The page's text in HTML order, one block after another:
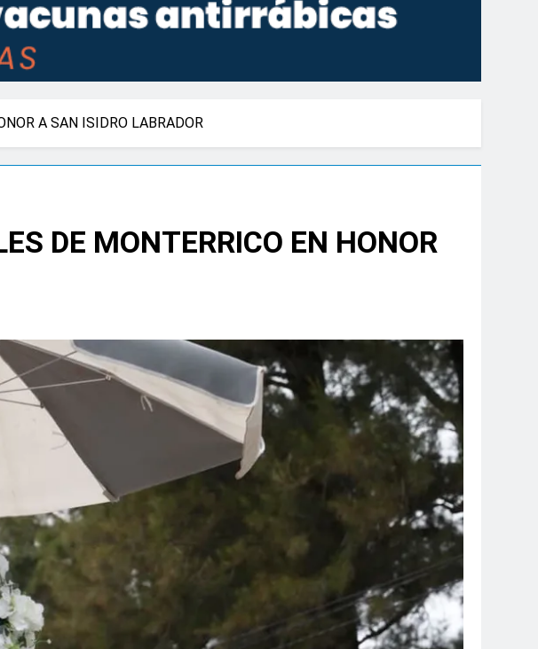
A SAN ISIDRO LABRADOR
DE MONTERRICO EN HONOR